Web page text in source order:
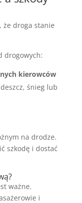
że droga stanie
drogowych:
kierowców
śnieg lub
na drodze.
szkodę i dostać
ważne.
i